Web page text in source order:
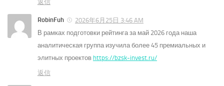
返信
RobinFuh
2026年6月25日 3:46 AM
В рамках подготовки рейтинга за май 2026 года наша
аналитическая группа изучила более 45 премиальных и
элитных проектов https://bzsk-invest.ru/
返信